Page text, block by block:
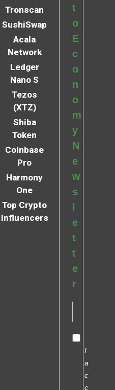
Tronscan
SushiSwap
Acala
Network
Ledger
Nano S
Tezos
(XTZ)
Shiba
Token
Coinbase
Pro
Harmony
One
Top Crypto
Influencers
t
o
E
c
o
n
o
m
y
N
e
w
s
e
t
t
e
r
I
a
c
c